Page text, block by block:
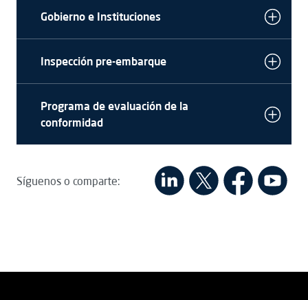
Gobierno e Instituciones
Inspección pre-embarque
Programa de evaluación de la
conformidad
Síguenos o comparte: